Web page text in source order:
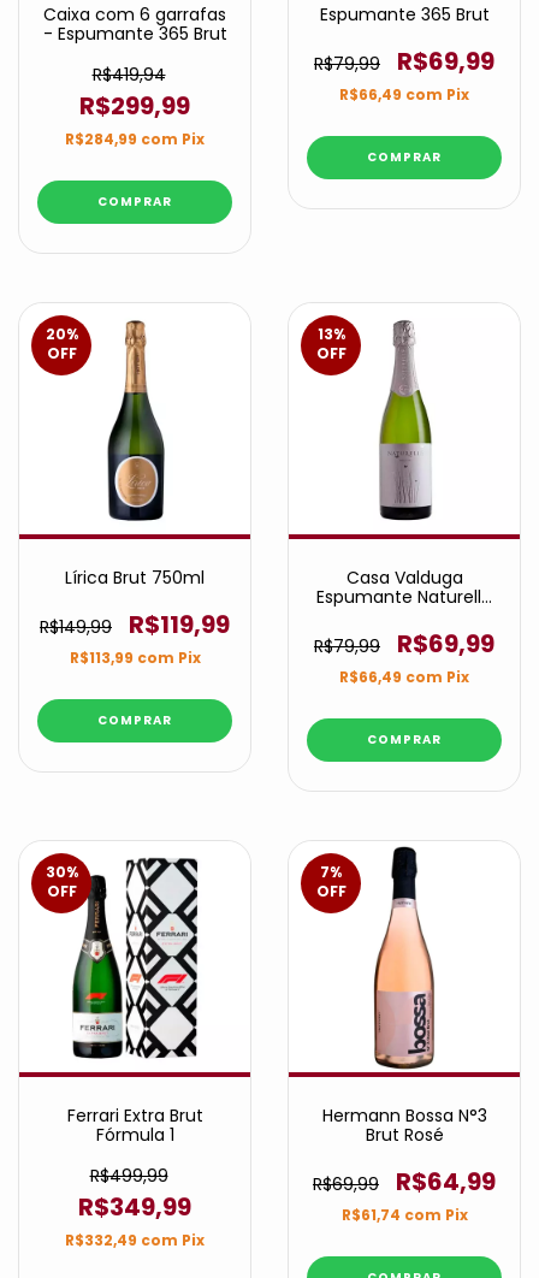
Caixa com 6 garrafas
- Espumante 365 Brut
R$419,94
R$299,99
R$284,99 com Pix
Espumante 365 Brut
R$79,99 R$69,99
R$66,49 com Pix
20%
OFF
Lírica Brut 750ml
R$149,99 R$119,99
R$113,99 com Pix
13%
OFF
Casa Valduga
Espumante Naturelle
R$79,99
R$69,99
R$66,49 com Pix
30%
OFF
Ferrari Extra Brut
Fórmula 1
R$499,99
R$349,99
R$332,49 com Pix
7%
OFF
Hermann Bossa N°3
Brut Rosé
R$69,99 R$64,99
R$61,74 com Pix